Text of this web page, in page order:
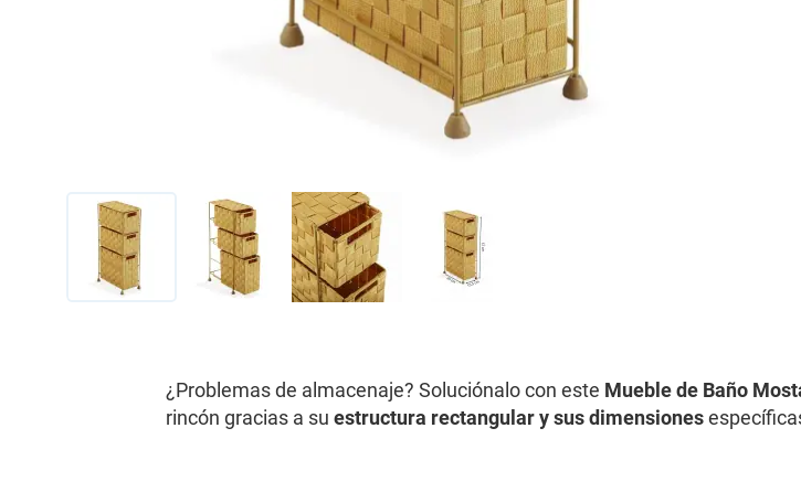
¿Problemas de almacenaje? Soluciónalo con este Mueble de Baño
rincón gracias a su estructura rectangular y sus dimensiones